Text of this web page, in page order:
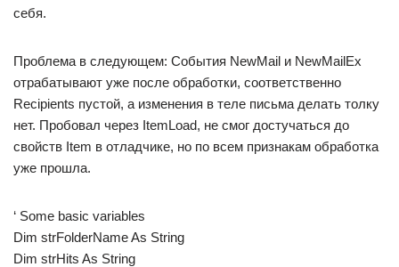
себя.
Проблема в следующем: События NewMail и NewMailEx
отрабатывают уже после обработки, соответственно
Recipients пустой, а изменения в теле письма делать толку
нет. Пробовал через ItemLoad, не смог достучаться до
свойств Item в отладчике, но по всем признакам обработка
уже прошла.
‘ Some basic variables
Dim strFolderName As String
Dim strHits As String